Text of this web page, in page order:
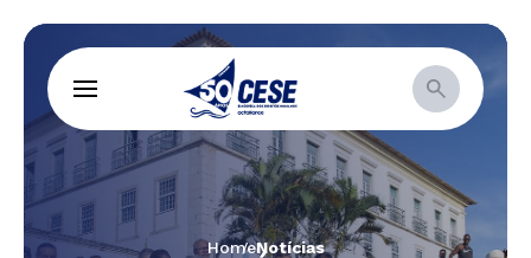
HomeNotícias